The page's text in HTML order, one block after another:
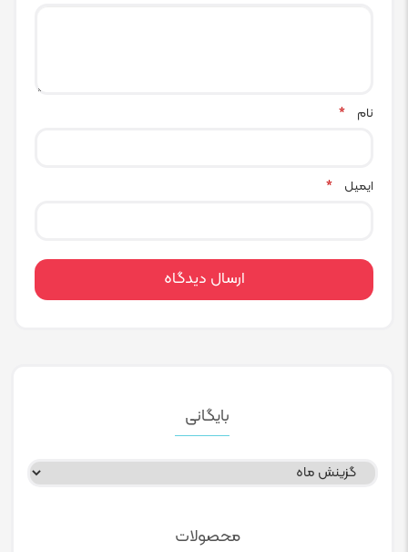
نام *
ایمیل *
بایگانی
بایگانی
محصولات